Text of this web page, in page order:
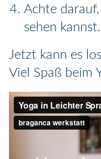
Achte
sehen kannst.
Jetzt kann es
Viel Spaß beim